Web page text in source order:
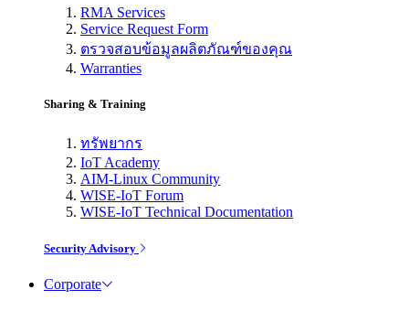
RMA Services
Service Request Form
ตรวจสอบข้อมูลผลิตภัณฑ์ของคุณ
Warranties
Sharing & Training
ทรัพยากร
IoT Academy
AIM-Linux Community
WISE-IoT Forum
WISE-IoT Technical Documentation
Security Advisory
Corporate